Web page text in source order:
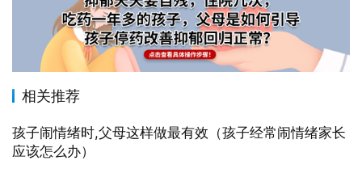
相关推荐
孩子闹情绪时,父母这样做最有效（孩子经常闹情绪家长
应该怎么办）